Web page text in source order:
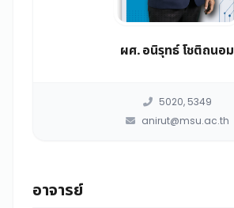
ผศ. อนิรุทธ์ โชติถนอม
5020, 5349
anirut@msu.ac.th
อาจารย์